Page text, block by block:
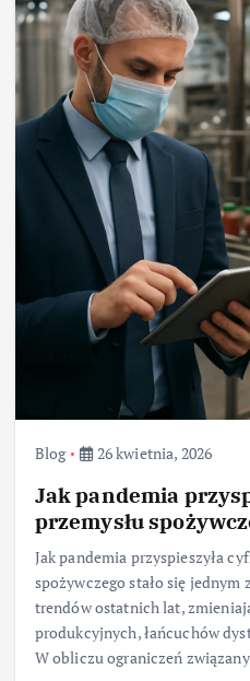
Blog 26 kwietnia, 2026
Jak pandemia
przemysłu
Jak pandemia przyspieszyła
spożywczego stało się
trendów ostatnich lat,
produkcyjnych, łańcuchów
W obliczu ograniczeń